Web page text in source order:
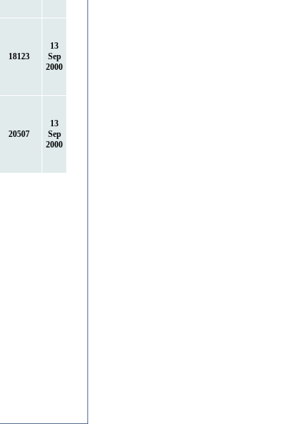
18123
13
Sep
2000
20507
13
Sep
2000